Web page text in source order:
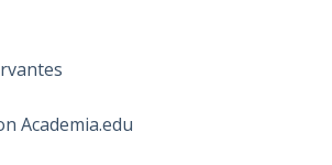
Academia.edu